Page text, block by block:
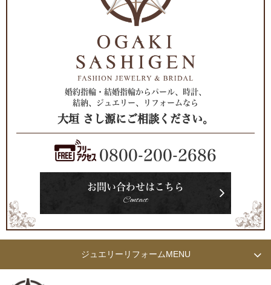
婚約指輪・結婚指輪からパール、時計、
結納、ジュエリー、リフォームなら
大垣 さし源にご相談ください。
0800-200-2686
お問い合わせはこちら
Contact
ジュエリーリフォームMENU